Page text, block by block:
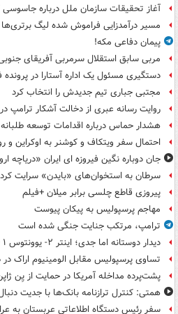
آغاز تحقیقات سازمان ملل درباره جاسوسی
مسیر درآمدزایی فراموش شده لیگ برتری‌ها
پیمان دفاعی مکه!
مربی سابق استقلال سرمربی آفریقای
دستگیری مسئول یک اداره آستارا در
مجتبی جباری تیم جدیدش را انتخاب کرد
روایت رسانه عبری از دخالت آشکار ترامپ در
هشدار حماس درباره اقدامات توسعه طلبانه
احتمال سفر ویتکاف و کوشنر به اوکراین و
جان دوباره نگین فیروزه ای ایران «دریاچه
سرطان به استخوان‌های «بایدن» سرایت
پیروزی قاطع چلسی برابر میلان +فیلم
مهاجم پرسپولیس به پیکان پیوست
ترامپ، مرتکب جنایت جنگی شده است
دیدار دوستانه اما جدی؛ اینتر ۲- یوونتوس ۱ +فیلم
تساوی پرسپولیس مقابل الومینیوم اراک در
پشت‌پرده مداخله آمریکا در حمایت از یِن
همتی: کنترل ترازنامه بانک‌ها با جدیت
سفر رئیس دستگاه اطلاعاتی عربستان به